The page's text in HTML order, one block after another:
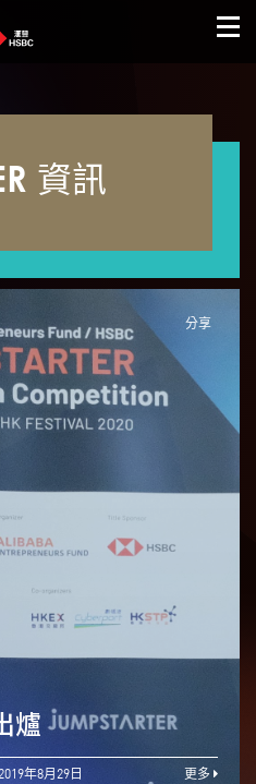
資訊
分享
爐
年8月29日 更多